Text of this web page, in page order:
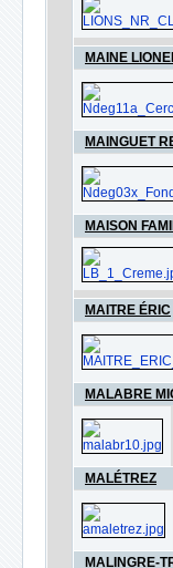
MAINE
MAINGUET
MAISON
MAITRE ÉRIC
MALABRE
MALÉTREZ
MALINGRE-